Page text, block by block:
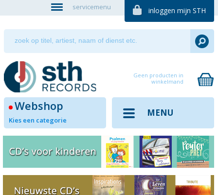
servicemenu inloggen mijn STH
Geen producten in
winkelmand
Webshop
Kies een categorie
MENU